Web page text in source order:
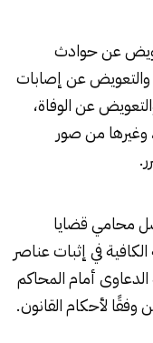
عن حوادث
والتعويض عن إصابات
عن الوفاة،
وغيرها من صور
محامي قضايا
في إثبات عناصر
الدعاوى أمام المحاكم
لأحكام القانون.